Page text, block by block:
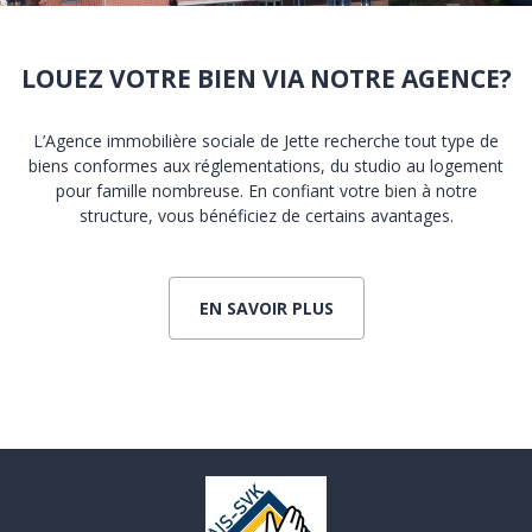
LOUEZ VOTRE BIEN VIA NOTRE AGENCE?
L’Agence immobilière sociale de Jette recherche tout type de
biens conformes aux réglementations, du studio au logement
pour famille nombreuse. En confiant votre bien à notre
structure, vous bénéficiez de certains avantages.
EN SAVOIR PLUS